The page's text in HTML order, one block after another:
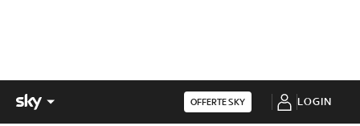
OFFERTE SKY LOGIN